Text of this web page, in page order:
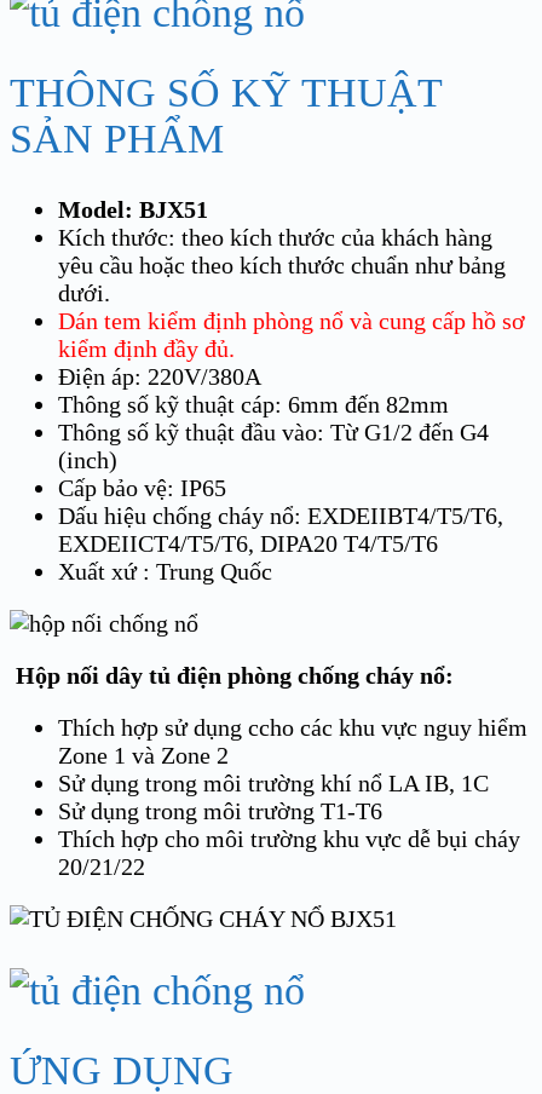
THÔNG SỐ KỸ THUẬT
SẢN PHẨM
Model: BJX51
Kích thước: theo kích thước của khách hàng
yêu cầu hoặc theo kích thước chuẩn như bảng
dưới.
Dán tem kiểm định phòng nổ và cung cấp hồ sơ
kiểm định đầy đủ.
Điện áp: 220V/380A
Thông số kỹ thuật cáp: 6mm đến 82mm
Thông số kỹ thuật đầu vào: Từ G1/2 đến G4
(inch)
Cấp bảo vệ: IP65
Dấu hiệu chống cháy nổ: EXDEIIBT4/T5/T6,
EXDEIICT4/T5/T6, DIPA20 T4/T5/T6
Xuất xứ : Trung Quốc
Hộp nối dây tủ điện phòng chống cháy nổ:
Thích hợp sử dụng ccho các khu vực nguy hiểm
Zone 1 và Zone 2
Sử dụng trong môi trường khí nổ LA IB, 1C
Sử dụng trong môi trường T1-T6
Thích hợp cho môi trường khu vực dễ bụi cháy
20/21/22
ỨNG DỤNG